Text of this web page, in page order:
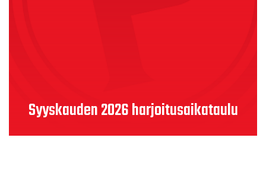
Syyskauden 2026 harjoitusaikataulu